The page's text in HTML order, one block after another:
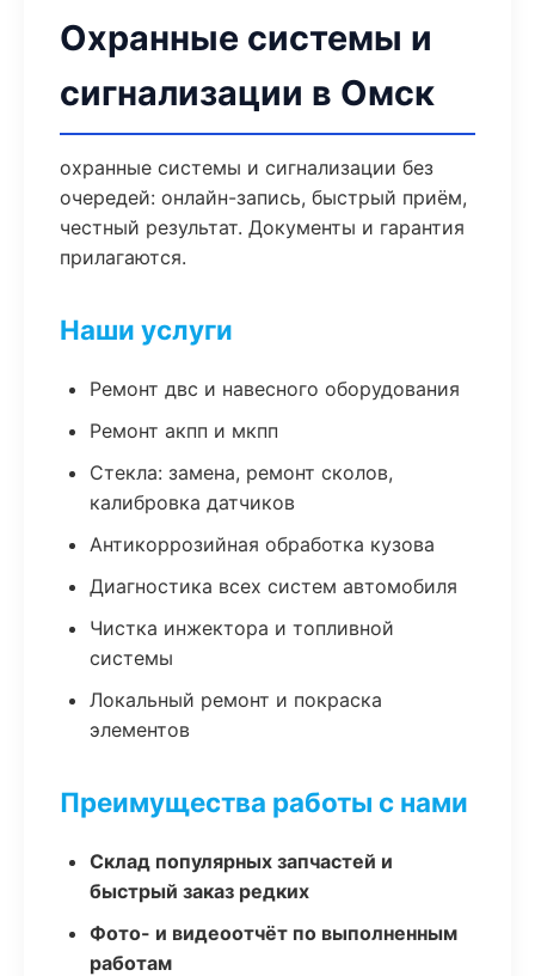
Охранные системы и
сигнализации в Омск
охранные системы и сигнализации без
очередей: онлайн-запись, быстрый приём,
честный результат. Документы и гарантия
прилагаются.
Наши услуги
Ремонт двс и навесного оборудования
Ремонт акпп и мкпп
Стекла: замена, ремонт сколов,
калибровка датчиков
Антикоррозийная обработка кузова
Диагностика всех систем автомобиля
Чистка инжектора и топливной
системы
Локальный ремонт и покраска
элементов
Преимущества работы с нами
Склад популярных запчастей и
быстрый заказ редких
Фото- и видеоотчёт по выполненным
работам